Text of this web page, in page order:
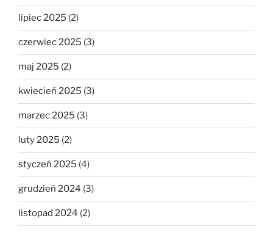
lipiec 2025 (2)
czerwiec 2025 (3)
maj 2025 (2)
kwiecień 2025 (3)
marzec 2025 (3)
luty 2025 (2)
styczeń 2025 (4)
grudzień 2024 (3)
listopad 2024 (2)